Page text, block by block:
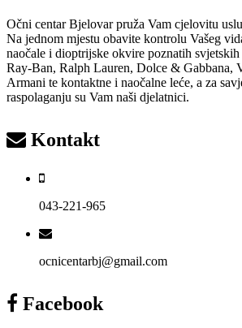
Očni centar Bjelovar pruža Vam cjelovitu
Na jednom mjestu obavite kontrolu Vašeg
naočale i dioptrijske okvire poznatih svjetskih
Ray-Ban, Ralph Lauren, Dolce & Gabbana,
Armani te kontaktne i naočalne leće, a za
raspolaganju su Vam naši djelatnici.
Kontakt
043-221-965
ocnicentarbj@gmail.com
Facebook